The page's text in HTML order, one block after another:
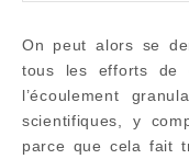
On peut alors se
tous les efforts de
l’écoulement
scientifiques, y
parce que cela fait